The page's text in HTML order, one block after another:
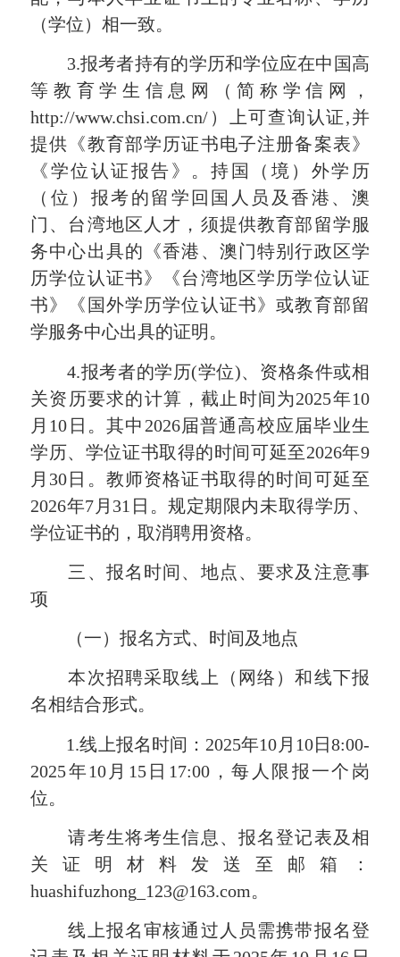
（学位）相一致。
3.报考者持有的学历和学位应在中国高
等教育学生信息网（简称学信网，
http://www.chsi.com.cn/）上可查询认证,并
提供《教育部学历证书电子注册备案表》
《学位认证报告》。持国（境）外学历
（位）报考的留学回国人员及香港、澳
门、台湾地区人才，须提供教育部留学服
务中心出具的《香港、澳门特别行政区学
历学位认证书》《台湾地区学历学位认证
书》《国外学历学位认证书》或教育部留
学服务中心出具的证明。
4.报考者的学历(学位)、资格条件或相
关资历要求的计算，截止时间为2025年10
月10日。其中2026届普通高校应届毕业生
学历、学位证书取得的时间可延至2026年9
月30日。教师资格证书取得的时间可延至
2026年7月31日。规定期限内未取得学历、
学位证书的，取消聘用资格。
三、报名时间、地点、要求及注意事
项
（一）报名方式、时间及地点
本次招聘采取线上（网络）和线下报
名相结合形式。
1.线上报名时间：2025年10月10日8:00-
2025年10月15日17:00，每人限报一个岗
位。
请考生将考生信息、报名登记表及相
关证明材料发送至邮箱：
huashifuzhong_123@163.com。
线上报名审核通过人员需携带报名登